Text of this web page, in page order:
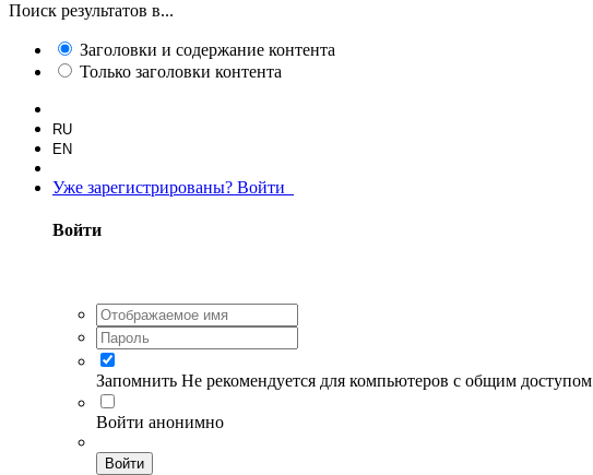
Поиск результатов в...
Заголовки и содержание контента
Только заголовки контента
RU
EN
Уже зарегистрированы? Войти
Войти
Запомнить Не рекомендуется для компьютеров с общим доступом
Войти анонимно
Войти